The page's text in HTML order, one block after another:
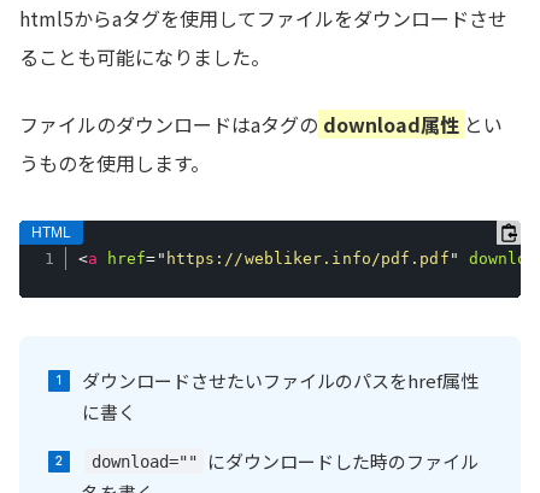
html5からaタグを使用してファイルをダウンロードさせ
ることも可能になりました。
ファイルのダウンロードはaタグの download属性 とい
うものを使用します。
<a href= " https://webliker.info/pdf.pdf "
ダウンロードさせたいファイルのパスをhref属性
に書く
download=""
にダウンロードした時のファイル